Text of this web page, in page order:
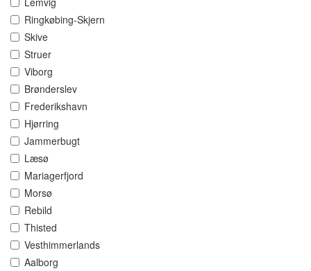
Ringkøbing-Skjern
Skive
Struer
Viborg
Brønderslev
Frederikshavn
Hjørring
Jammerbugt
Læsø
Mariagerfjord
Morsø
Rebild
Thisted
Vesthimmerlands
Aalborg